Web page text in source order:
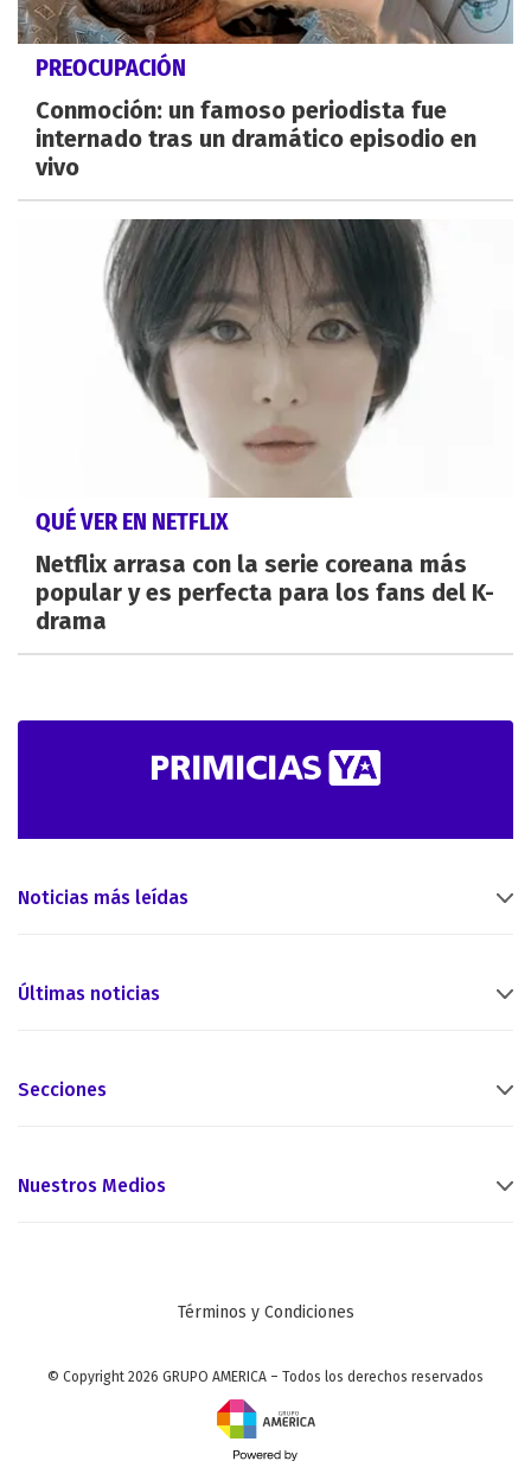
PREOCUPACIÓN
Conmoción: un famoso periodista fue
internado tras un dramático episodio en
vivo
QUÉ VER EN NETFLIX
Netflix arrasa con la serie coreana más
popular y es perfecta para los fans del K-
drama
Noticias más leídas
Últimas noticias
Secciones
Nuestros Medios
Términos y Condiciones
© Copyright 2026 GRUPO AMERICA – Todos los derechos reservados